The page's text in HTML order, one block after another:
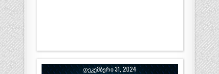
ᲓᲔᲙᲔᲛᲑᲔᲠᲘ 31, 2024